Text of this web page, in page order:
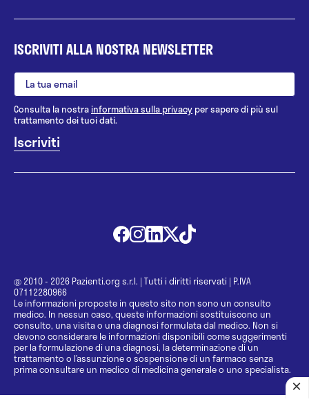
ISCRIVITI ALLA NOSTRA NEWSLETTER
Consulta la nostrainformativa sulla privacy per sapere di più sul
trattamento dei tuoi dati.
@ 2010 - 2026 Pazienti.org s.r.l. | Tutti i diritti riservati | P.IVA
07112280966
Le informazioni proposte in questo sito non sono un consulto
medico. In nessun caso, queste informazioni sostituiscono un
consulto, una visita o una diagnosi formulata dal medico. Non si
devono considerare le informazioni disponibili come suggerimenti
per la formulazione di una diagnosi, la determinazione di un
trattamento o l’assunzione o sospensione di un farmaco senza
prima consultare un medico di medicina generale o uno specialista.